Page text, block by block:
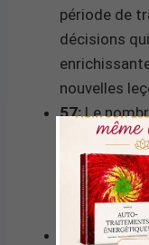
période de
décisions
nouvelles
57:Le
curiosité et
encourage
confiance
sagesse
Somme 12: